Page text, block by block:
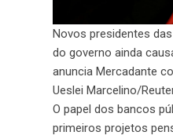
Novos presidentes
do governo ainda
anuncia Mercadante
Ueslei Marcelino/
O papel dos bancos
primeiros projetos